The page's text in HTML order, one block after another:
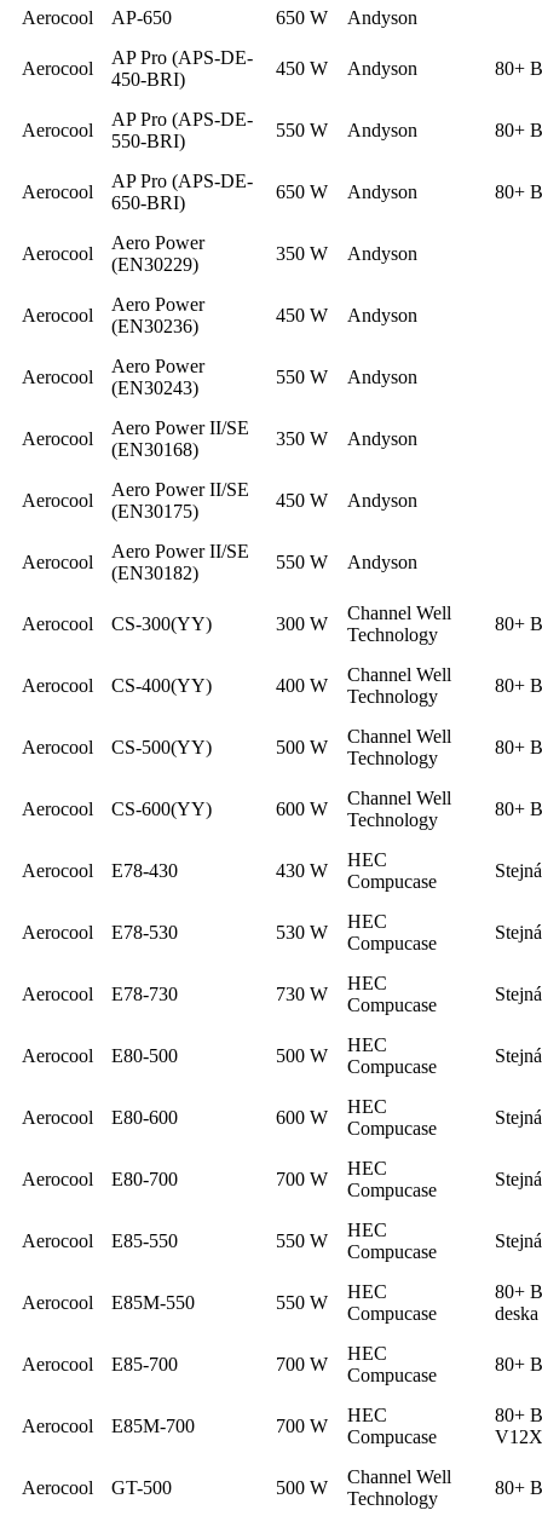
Aerocool
AP-650 650 W Andyson
Aerocool
AP Pro (APS-DE-
450-BRI)
450 W Andyson 80+
Aerocool
AP Pro (APS-DE-
550-BRI)
550 W Andyson 80+
Aerocool
AP Pro (APS-DE-
650-BRI)
650 W Andyson 80+
Aerocool
Aero Power
(EN30229)
350 W Andyson
Aerocool
Aero Power
(EN30236)
450 W Andyson
Aerocool
Aero Power
(EN30243)
550 W Andyson
Aerocool
Aero Power II/SE
(EN30168)
350 W Andyson
Aerocool
Aero Power II/SE
(EN30175)
450 W Andyson
Aerocool
Aero Power II/SE
(EN30182)
550 W Andyson
Aerocool CS-300(YY) 300 W
Channel Well
Technology
80+
Aerocool CS-400(YY) 400 W
Channel Well
Technology
80+
Aerocool CS-500(YY) 500 W
Channel Well
Technology
80+
Aerocool CS-600(YY) 600 W
Channel Well
Technology
80+
Aerocool E78-430 430 W
HEC
Compucase
Aerocool E78-530 530 W
HEC
Compucase
Aerocool E78-730 730 W
HEC
Compucase
Aerocool E80-500 500 W
HEC
Compucase
Aerocool E80-600 600 W
HEC
Compucase
Aerocool E80-700 700 W
HEC
Compucase
Aerocool E85-550 550 W
HEC
Compucase
Aerocool E85M-550 550 W
HEC
Compucase
80+
Aerocool E85-700 700 W
HEC
Compucase
80+
Aerocool E85M-700 700 W
HEC
Compucase
80+
Aerocool GT-500 500 W
Channel Well
Technology
80+